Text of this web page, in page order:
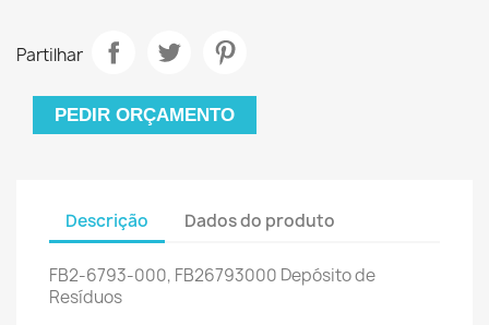
Partilhar
PEDIR ORÇAMENTO
Descrição Dados do produto
FB2-6793-000, FB26793000 Depósito de
Resíduos